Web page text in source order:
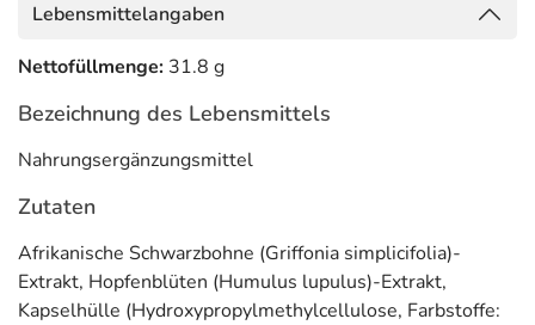
Lebensmittelangaben
Nettofüllmenge: 31.8 g
Bezeichnung des Lebensmittels
Nahrungsergänzungsmittel
Zutaten
Afrikanische Schwarzbohne (Griffonia simplicifolia)-
Extrakt, Hopfenblüten (Humulus lupulus)-Extrakt,
Kapselhülle (Hydroxypropylmethylcellulose, Farbstoffe: